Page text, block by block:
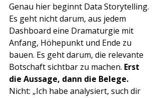
Genau hier beginnt Data Storytelling.
Es geht nicht darum, aus jedem
Dashboard eine Dramaturgie mit
Anfang, Höhepunkt und Ende zu
bauen. Es geht darum, die relevante
Botschaft sichtbar zu machen. Erst
die Aussage, dann die Belege.
Nicht: „Ich habe analysiert, such dir